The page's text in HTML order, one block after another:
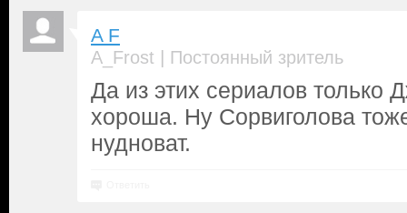
A F
A_Frost | Постоянный зритель
Да из этих сериалов только
хороша. Ну Сорвиголова
нудноват.